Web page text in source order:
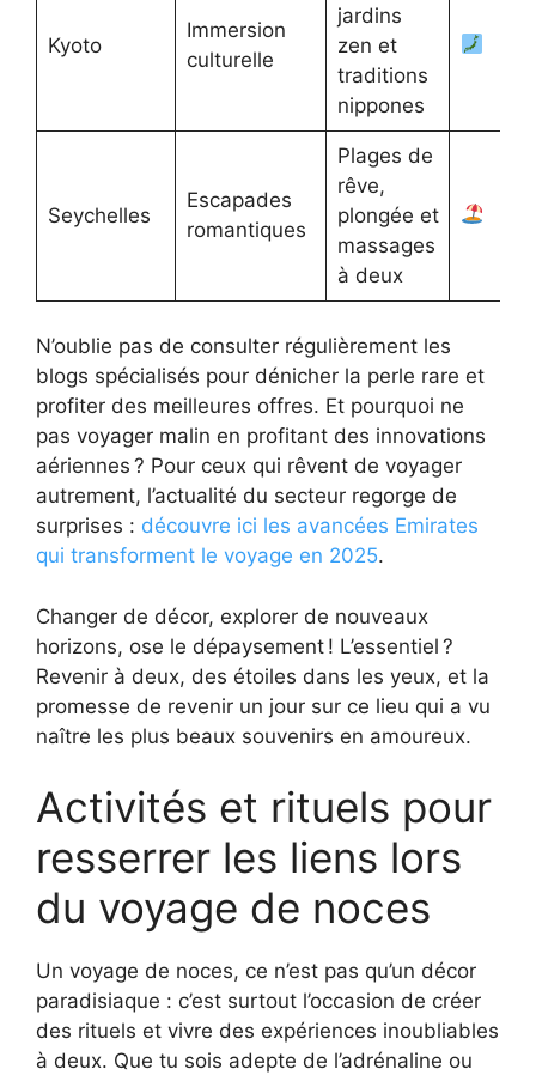
Kyoto
Immersion
culturelle
jardins
zen et
traditions
nippones
Seychelles
Escapades
romantiques
Plages de
rêve,
plongée et
massages
à deux
N’oublie pas de consulter régulièrement les
blogs spécialisés pour dénicher la perle rare et
profiter des meilleures offres. Et pourquoi ne
pas voyager malin en profitant des innovations
aériennes ? Pour ceux qui rêvent de voyager
autrement, l’actualité du secteur regorge de
surprises : découvre ici les avancées Emirates
qui transforment le voyage en 2025.
Changer de décor, explorer de nouveaux
horizons, ose le dépaysement ! L’essentiel ?
Revenir à deux, des étoiles dans les yeux, et la
promesse de revenir un jour sur ce lieu qui a vu
naître les plus beaux souvenirs en amoureux.
Activités et rituels pour
resserrer les liens lors
du voyage de noces
Un voyage de noces, ce n’est pas qu’un décor
paradisiaque : c’est surtout l’occasion de créer
des rituels et vivre des expériences inoubliables
à deux. Que tu sois adepte de l’adrénaline ou